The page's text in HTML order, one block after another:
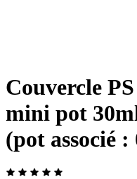
Couvercle
mini pot
(pot associé